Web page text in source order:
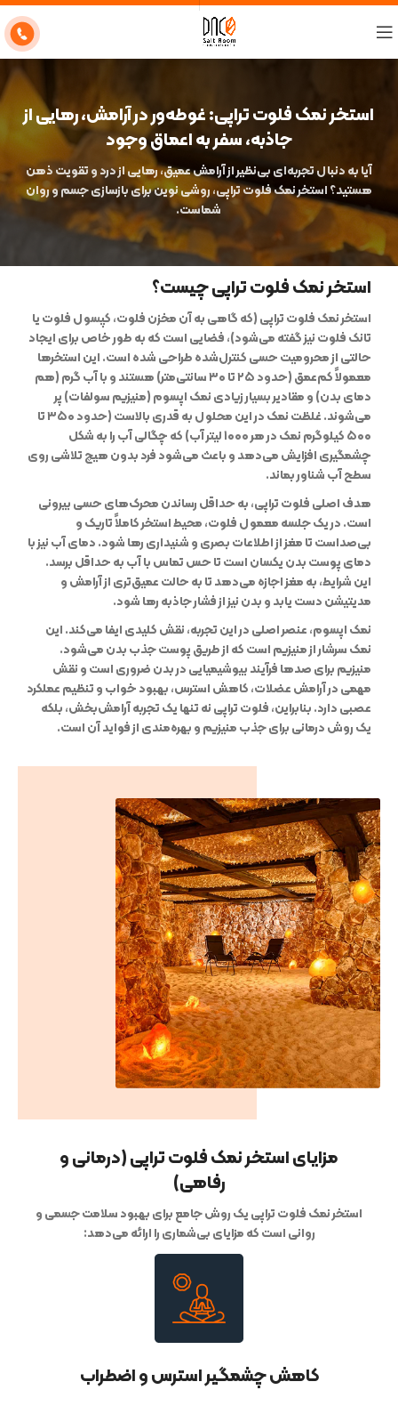
استخر نمک فلوت تراپی: غوطه‌ور در آرامش، رهایی از
جاذبه، سفر به اعماق وجود
آیا به دنبال تجربه‌ای بی‌نظیر از آرامش عمیق، رهایی از درد و تقویت ذهن
هستید؟ استخر نمک فلوت تراپی، روشی نوین برای بازسازی جسم و روان
شماست.
استخر نمک فلوت تراپی چیست؟
استخر نمک فلوت تراپی (که گاهی به آن مخزن فلوت، کپسول فلوت یا
تانک فلوت نیز گفته می‌شود)، فضایی است که به طور خاص برای ایجاد
حالتی از محرومیت حسی کنترل‌شده طراحی شده است. این استخرها
معمولاً کم‌عمق (حدود ۲۵ تا ۳۰ سانتی‌متر) هستند و با آب گرم (هم
دمای بدن) و مقادیر بسیار زیادی نمک اپسوم (منیزیم سولفات) پر
می‌شوند. غلظت نمک در این محلول به قدری بالاست (حدود ۳۵۰ تا
۵۰۰ کیلوگرم نمک در هر ۱۰۰۰ لیتر آب) که چگالی آب را به شکل
چشمگیری افزایش می‌دهد و باعث می‌شود فرد بدون هیچ تلاشی روی
سطح آب شناور بماند.
هدف اصلی فلوت تراپی، به حداقل رساندن محرک‌های حسی بیرونی
است. در یک جلسه معمول فلوت، محیط استخر کاملاً تاریک و
بی‌صداست تا مغز از اطلاعات بصری و شنیداری رها شود. دمای آب نیز با
دمای پوست بدن یکسان است تا حس تماس با آب به حداقل برسد.
این شرایط، به مغز اجازه می‌دهد تا به حالت عمیق‌تری از آرامش و
مدیتیشن دست یابد و بدن نیز از فشار جاذبه رها شود.
نمک اپسوم، عنصر اصلی در این تجربه، نقش کلیدی ایفا می‌کند. این
نمک سرشار از منیزیم است که از طریق پوست جذب بدن می‌شود.
منیزیم برای صدها فرآیند بیوشیمیایی در بدن ضروری است و نقش
مهمی در آرامش عضلات، کاهش استرس، بهبود خواب و تنظیم عملکرد
عصبی دارد. بنابراین، فلوت تراپی نه تنها یک تجربه آرامش‌بخش، بلکه
یک روش درمانی برای جذب منیزیم و بهره‌مندی از فواید آن است.
مزایای استخر نمک فلوت تراپی (درمانی و
رفاهی)
استخر نمک فلوت تراپی یک روش جامع برای بهبود سلامت جسمی و
روانی است که مزایای بی‌شماری را ارائه می‌دهد:
کاهش چشمگیر استرس و اضطراب